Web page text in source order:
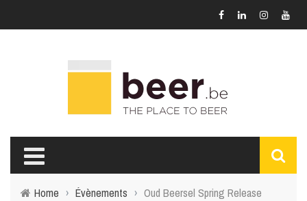
Home › Évènements › Oud Beersel Spring Release